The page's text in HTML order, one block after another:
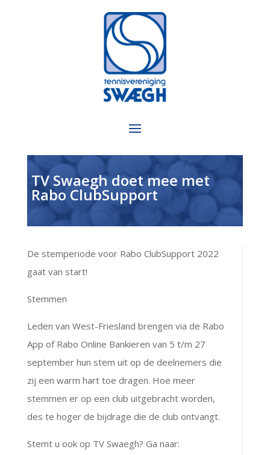
TV Swaegh doet mee met
Rabo ClubSupport
De stemperiode voor Rabo ClubSupport 2022
gaat van start!
Stemmen
Leden van West-Friesland brengen via de Rabo
App of Rabo Online Bankieren van 5 t/m 27
september hun stem uit op de deelnemers die
zij een warm hart toe dragen. Hoe meer
stemmen er op een club uitgebracht worden,
des te hoger de bijdrage die de club ontvangt.
Stemt u ook op TV Swaegh? Ga naar: